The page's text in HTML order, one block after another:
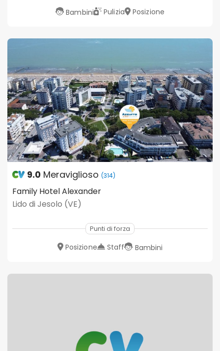
Bambini Pulizia Posizione
9.0 Meraviglioso (314)
Family Hotel Alexander
Lido di Jesolo (VE)
Punti di forza
Posizione Staff Bambini